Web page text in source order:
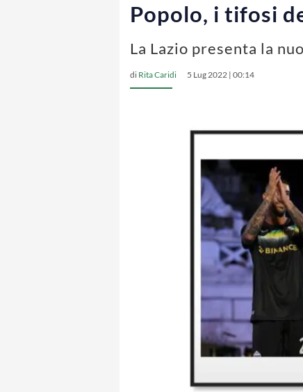
Popolo, i tifosi
La Lazio presenta la
di Rita Caridi 5 Lug 2022 | 00:14